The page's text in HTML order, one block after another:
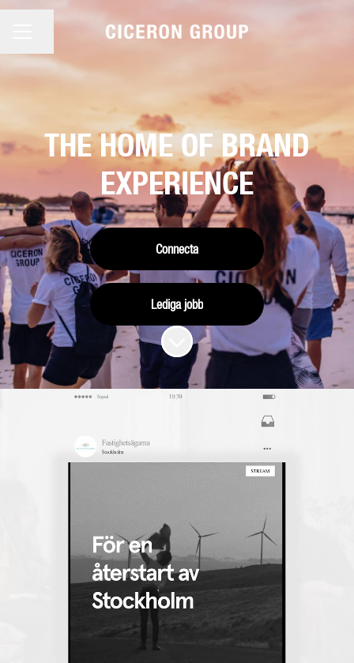
THE HOME OF BRAND
EXPERIENCE
Connecta
Lediga jobb
Skrolla för mer innehåll
CICERON GROUP
Vi skapar kärlek, lojalitet och engagemang för
varumärken genom exceptionella upplevelser.
Vi vet att det bakom varje unik upplevelse står
personer som dirigerar alla olika moment med
minutiös timing, ojämförbar känsla för dramaturgi,
öga för detaljer och en stor passion för människor. Vi
vet det eftersom vi är experter på området.